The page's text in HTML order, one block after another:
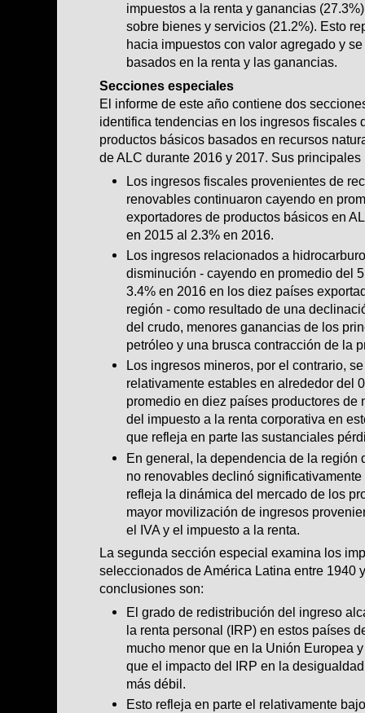
impuestos a la renta y ganancias
sobre bienes y servicios (21.2%). Esto
hacia impuestos con valor agregado y
basados en la renta y las ganancias.
Secciones especiales
El informe de este año contiene dos
identifica tendencias en los ingresos fiscales
productos básicos basados en recursos
de ALC durante 2016 y 2017. Sus
Los ingresos fiscales provenientes de
renovables continuaron cayendo en
exportadores de productos básicos en
en 2015 al 2.3% en 2016.
Los ingresos relacionados a
disminución - cayendo en promedio del
3.4% en 2016 en los diez países
región - como resultado de una
del crudo, menores ganancias de los
petróleo y una brusca contracción de la
Los ingresos mineros, por el contrario,
relativamente estables en alrededor del
promedio en diez países productores de
del impuesto a la renta corporativa en
que refleja en parte las sustanciales
En general, la dependencia de la región
no renovables declinó
refleja la dinámica del mercado de los
mayor movilización de ingresos
el IVA y el impuesto a la renta.
La segunda sección especial examina los
seleccionados de América Latina entre 1940
conclusiones son:
El grado de redistribución del ingreso
la renta personal (IRP) en estos países
mucho menor que en la Unión Europea
que el impacto del IRP en la
más débil.
Esto refleja en parte el relativamente